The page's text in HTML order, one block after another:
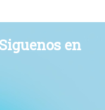
Siguenos en